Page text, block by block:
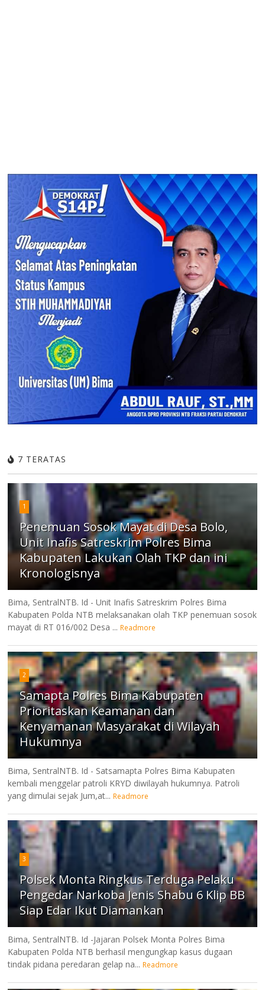
7 TERATAS
1
Penemuan Sosok Mayat di Desa Bolo,
Unit Inafis Satreskrim Polres Bima
Kabupaten Lakukan Olah TKP dan ini
Kronologisnya
Bima, SentralNTB. Id - Unit Inafis Satreskrim Polres Bima
Kabupaten Polda NTB melaksanakan olah TKP penemuan sosok
mayat di RT 016/002 Desa ... Readmore
2
Samapta Polres Bima Kabupaten
Prioritaskan Keamanan dan
Kenyamanan Masyarakat di Wilayah
Hukumnya
Bima, SentralNTB. Id - Satsamapta Polres Bima Kabupaten
kembali menggelar patroli KRYD diwilayah hukumnya. Patroli
yang dimulai sejak Jum,at... Readmore
3
Polsek Monta Ringkus Terduga Pelaku
Pengedar Narkoba Jenis Shabu 6 Klip BB
Siap Edar Ikut Diamankan
Bima, SentralNTB. Id -Jajaran Polsek Monta Polres Bima
Kabupaten Polda NTB berhasil mengungkap kasus dugaan
tindak pidana peredaran gelap na... Readmore